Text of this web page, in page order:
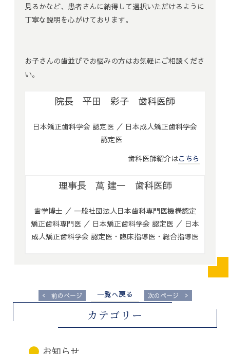
カテゴリー
お知らせ
見るかなど、患者さんに納得して選択いただけるように
丁寧な説明を心がけております。
お子さんの歯並びでお悩みの方はお気軽にご相談くださ
い。
院長 平田 彩子 歯科医師
日本矯正歯科学会 認定医 ／ 日本成人矯正歯科学会
認定医
歯科医師紹介はこちら
理事長 萬 建一 歯科医師
歯学博士 ／ 一般社団法人日本歯科専門医機構認定
矯正歯科専門医 ／ 日本矯正歯科学会 認定医 ／ 日本
成人矯正歯科学会 認定医・臨床指導医・総合指導医
<前のページ 一覧へ戻る 次のページ >